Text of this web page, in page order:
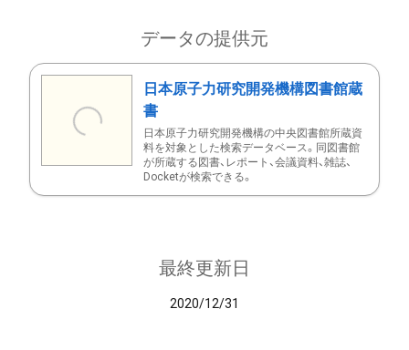
データの提供元
日本原子力研究開発機構図書館蔵
書
日本原子力研究開発機構の中央図書館所蔵資
料を対象とした検索データベース。同図書館
が所蔵する図書、レポート、会議資料、雑誌、
Docketが検索できる。
最終更新日
2020/12/31